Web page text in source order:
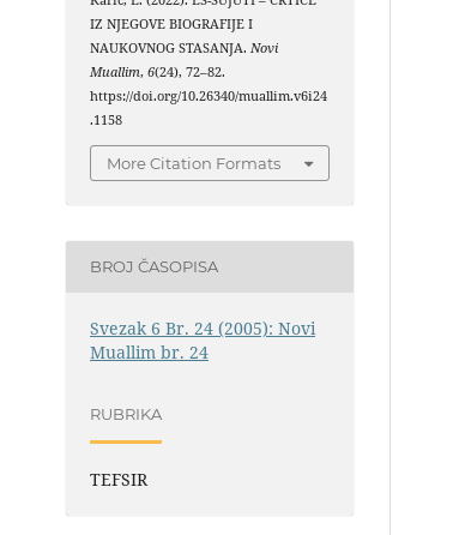
IZ NJEGOVE BIOGRAFIJE I
NAUKOVNOG STASANJA.Novi
Muallim,6(24), 72–82.
https://doi.org/10.26340/muallim.v6i24
.1158
More Citation Formats
BROJ ČASOPISA
Svezak 6 Br. 24 (2005): Novi
Muallim br. 24
RUBRIKA
TEFSIR